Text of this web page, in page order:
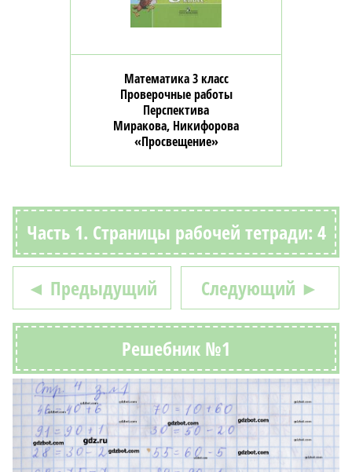
Математика 3 класс
Проверочные работы
Перспектива
Миракова, Никифорова
«Просвещение»
Часть 1. Страницы рабочей тетради: 4
◄ Предыдущий Следующий ►
Решебник №1